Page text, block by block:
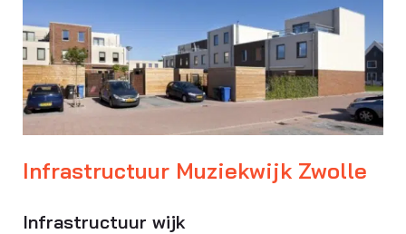
Infrastructuur Muziekwijk Zwolle
Infrastructuur wijk